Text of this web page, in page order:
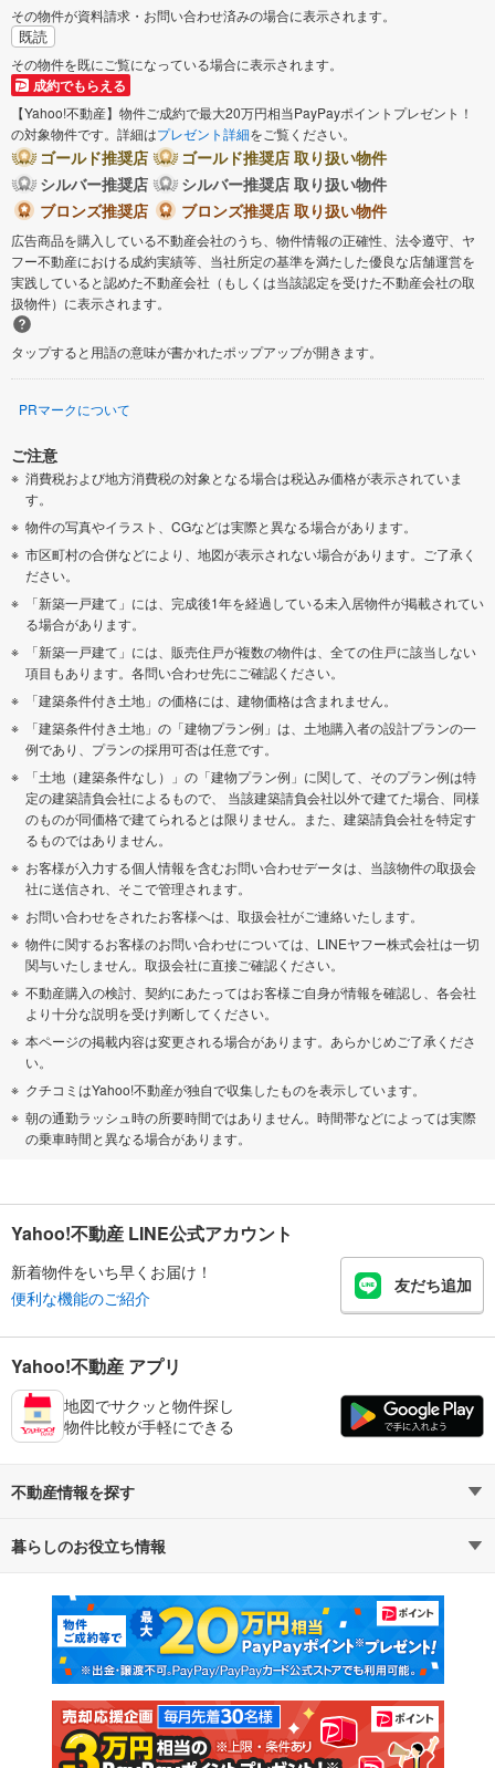
その物件が資料請求・お問い合わせ済みの場合に表示されます。
既読
その物件を既にご覧になっている場合に表示されます。
成約でもらえる
【Yahoo!不動産】物件ご成約で最大20万円相当PayPayポイントプレゼント！
の対象物件です。詳細はプレゼント詳細をご覧ください。
ゴールド推奨店
ゴールド推奨店 取り扱い物件
シルバー推奨店
シルバー推奨店 取り扱い物件
ブロンズ推奨店
ブロンズ推奨店 取り扱い物件
広告商品を購入している不動産会社のうち、物件情報の正確性、法令遵守、ヤ
フー不動産における成約実績等、当社所定の基準を満たした優良な店舗運営を
実践していると認めた不動産会社（もしくは当該認定を受けた不動産会社の取
扱物件）に表示されます。
タップすると用語の意味が書かれたポップアップが開きます。
PRマークについて
ご注意
消費税および地方消費税の対象となる場合は税込み価格が表示されていま
す。
物件の写真やイラスト、CGなどは実際と異なる場合があります。
市区町村の合併などにより、地図が表示されない場合があります。ご了承く
ださい。
「新築一戸建て」には、完成後1年を経過している未入居物件が掲載されてい
る場合があります。
「新築一戸建て」には、販売住戸が複数の物件は、全ての住戸に該当しない
項目もあります。各問い合わせ先にご確認ください。
「建築条件付き土地」の価格には、建物価格は含まれません。
「建築条件付き土地」の「建物プラン例」は、土地購入者の設計プランの一
例であり、プランの採用可否は任意です。
「土地（建築条件なし）」の「建物プラン例」に関して、そのプラン例は特
定の建築請負会社によるもので、 当該建築請負会社以外で建てた場合、同様
のものが同価格で建てられるとは限りません。また、建築請負会社を特定す
るものではありません。
お客様が入力する個人情報を含むお問い合わせデータは、当該物件の取扱会
社に送信され、そこで管理されます。
お問い合わせをされたお客様へは、取扱会社がご連絡いたします。
物件に関するお客様のお問い合わせについては、LINEヤフー株式会社は一切
関与いたしません。取扱会社に直接ご確認ください。
不動産購入の検討、契約にあたってはお客様ご自身が情報を確認し、各会社
より十分な説明を受け判断してください。
本ページの掲載内容は変更される場合があります。あらかじめご了承くださ
い。
クチコミはYahoo!不動産が独自で収集したものを表示しています。
朝の通勤ラッシュ時の所要時間ではありません。時間帯などによっては実際
の乗車時間と異なる場合があります。
Yahoo!不動産 LINE公式アカウント
新着物件をいち早くお届け！
便利な機能のご紹介
友だち追加
Yahoo!不動産 アプリ
地図でサクッと物件探し
物件比較が手軽にできる
不動産情報を探す
不動産・住宅
新築マンション 中古マンション
新築一戸建て 中古一戸建て
注文住宅 土地
暮らしのお役立ち情報
マンションカタログ 教えて！住まいの先生